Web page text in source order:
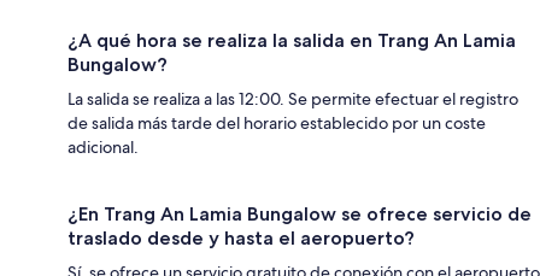
¿A qué hora se realiza la salida en Trang An Lamia
Bungalow?
La salida se realiza a las 12:00. Se permite efectuar el registro
de salida más tarde del horario establecido por un coste
adicional.
¿En Trang An Lamia Bungalow se ofrece servicio de
traslado desde y hasta el aeropuerto?